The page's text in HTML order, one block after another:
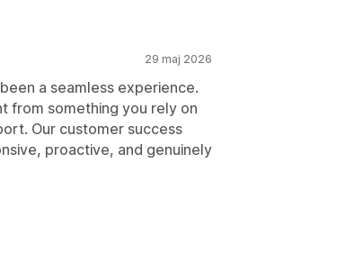
29 maj 2026
a seamless experience.
from something you rely on
Our customer success
proactive, and genuinely